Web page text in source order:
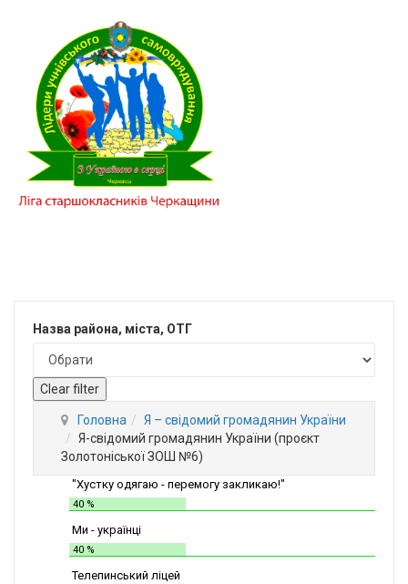
Назва района, міста, ОТГ
Clear filter
Головна
Я – свідомий громадянин України
Я-свідомий громадянин України (проєкт
Золотоніської ЗОШ №6)
"Хустку одягаю - перемогу закликаю!"
40 %
Ми - українці
40 %
Телепинський ліцей